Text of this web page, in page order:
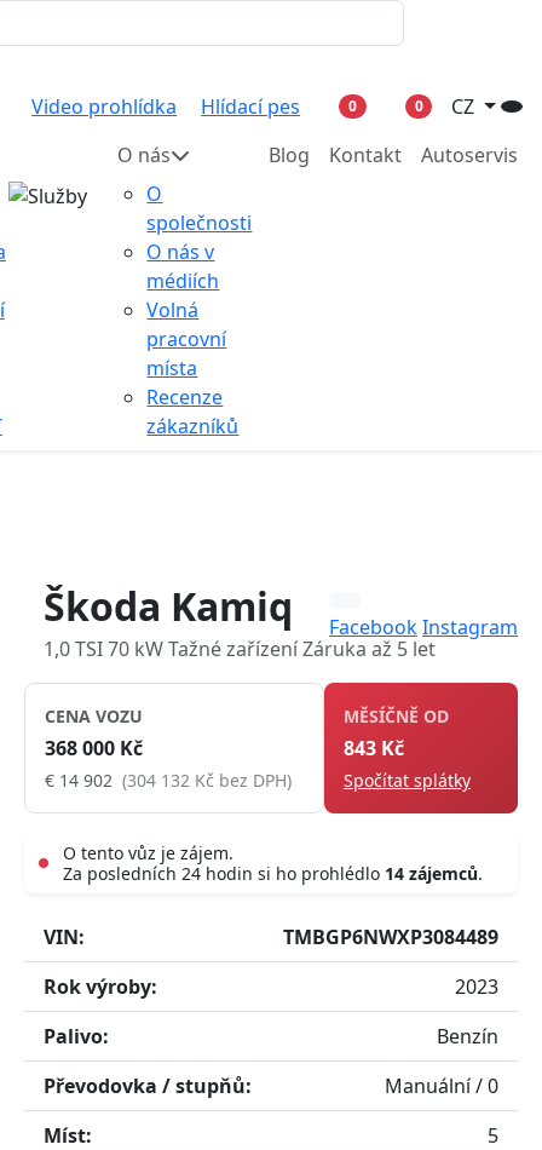
Video prohlídka Hlídací pes 0 0
CZ
O nás
O
společnosti
O nás v
médiích
Volná
pracovní
místa
Recenze
zákazníků
Blog Kontakt Autoservis
Škoda Kamiq
1,0 TSI 70 kW Tažné zařízení Záruka až 5 let
FacebookInstagram
CENA VOZU
368 000 Kč
€ 14 902 (304 132 Kč bez DPH)
MĚSÍČNĚ OD
843 Kč
Spočítat splátky
Live
O tento vůz je zájem.
Za posledních 24 hodin si ho prohlédlo 14 zájemců.
VIN:
TMBGP6NWXP3084489
Rok výroby:
2023
Palivo:
Benzín
Převodovka / stupňů:
Manuální / 0
Míst:
5